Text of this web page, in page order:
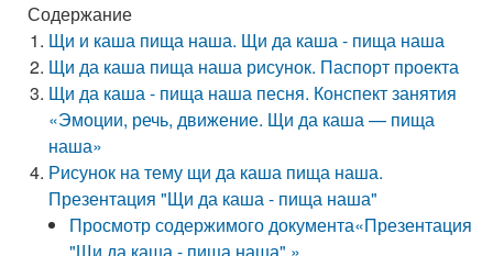
Содержание
Щи и каша пища наша. Щи да каша - пища наша
Щи да каша пища наша рисунок. Паспорт проекта
Щи да каша - пища наша песня. Конспект занятия
«Эмоции, речь, движение. Щи да каша — пища
наша»
Рисунок на тему щи да каша пища наша.
Презентация "Щи да каша - пища наша"
Просмотр содержимого документа«Презентация